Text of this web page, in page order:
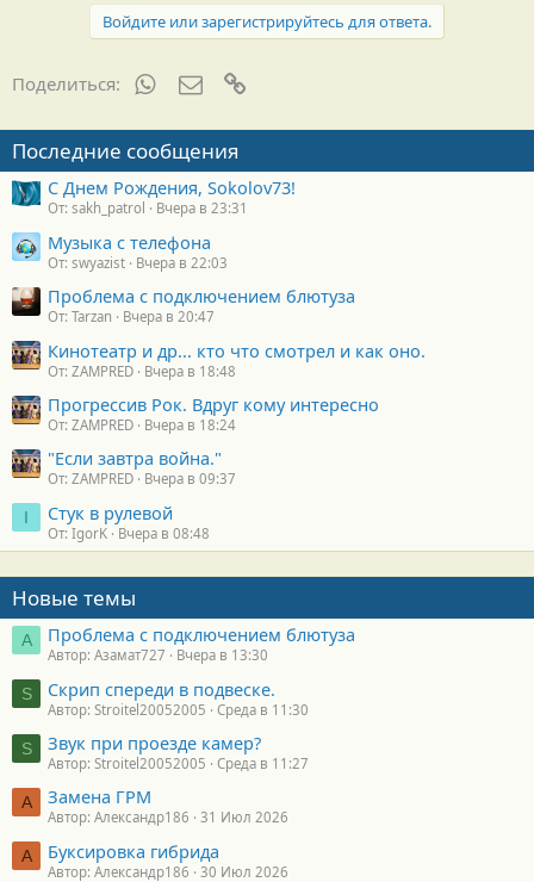
а
р
о
с
т
и
:
Войдите или зарегистрируйтесь для ответа.
Поделиться: WhatsAppЭлектронная почта
Последние сообщения
С Днем Рождения, Sokolov73!
От: sakh_patrol Вчера в 23:31
Музыка с телефона
От: swyazist Вчера в 22:03
Проблема с подключением блютуза
От: Tarzan Вчера в 20:47
Кинотеатр и др... кто что смотрел и как оно.
От: ZAMPRED Вчера в 18:48
Прогрессив Рок. Вдруг кому интересно
От: ZAMPRED Вчера в 18:24
"Если завтра война."
От: ZAMPRED Вчера в 09:37
I Стук в рулевой
От: IgorK Вчера в 08:48
Новые темы
А Проблема с подключением блютуза
Автор: Азамат727 Вчера в 13:30
S Скрип спереди в подвеске.
Автор: Stroitel20052005 Среда в 11:30
S Звук при проезде камер?
Автор: Stroitel20052005 Среда в 11:27
А Замена ГРМ
Автор: Александр186 31 Июл 2026
А Буксировка гибрида
Автор: Александр186 30 Июл 2026